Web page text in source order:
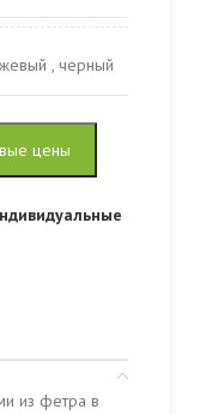
, черный
цены
из фетра в